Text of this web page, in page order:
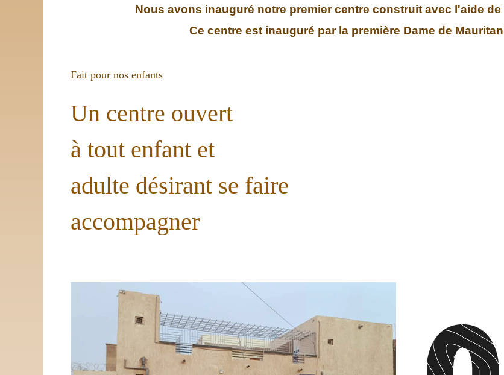
Nous avons inauguré notre premier centre construit avec l'aide
Ce centre est inauguré par la première Dame de
Fait pour nos enfants
Un centre ouvert
à tout enfant et
adulte désirant se faire
accompagner